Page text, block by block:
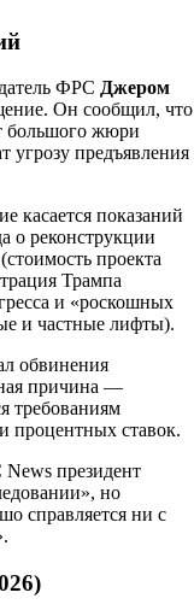
ФРС Джером
Он сообщил, что
большого жюри
угрозу предъявления
касается показаний
о реконструкции
проекта
Трампа
и «роскошных
и частные лифты).
обвинения
причина —
требованиям
процентных ставок.
президент
но
справляется ни с